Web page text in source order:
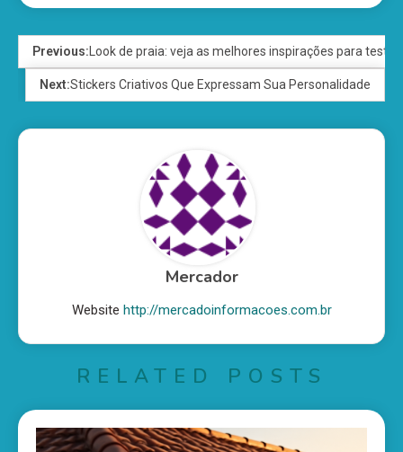
Previous: Look de praia: veja as melhores inspirações para
Next:Stickers Criativos Que Expressam Sua Personalidade
Mercador
Website http://mercadoinformacoes.com.br
RELATED POSTS